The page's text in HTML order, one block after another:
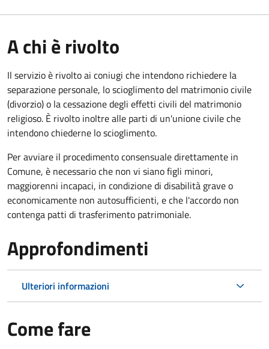
A chi è rivolto
Il servizio è rivolto ai coniugi che intendono richiedere la
separazione personale, lo scioglimento del matrimonio civile
(divorzio) o la cessazione degli effetti civili del matrimonio
religioso. È rivolto inoltre alle parti di un'unione civile che
intendono chiederne lo scioglimento.
Per avviare il procedimento consensuale direttamente in
Comune, è necessario che non vi siano figli minori,
maggiorenni incapaci, in condizione di disabilità grave o
economicamente non autosufficienti, e che l'accordo non
contenga patti di trasferimento patrimoniale.
Approfondimenti
Ulteriori informazioni
Come fare